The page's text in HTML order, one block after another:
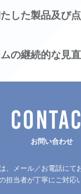
した製品及び
の継続的な見
お問い合わせ
、メール／お電話にて
担当者が丁寧にご対応